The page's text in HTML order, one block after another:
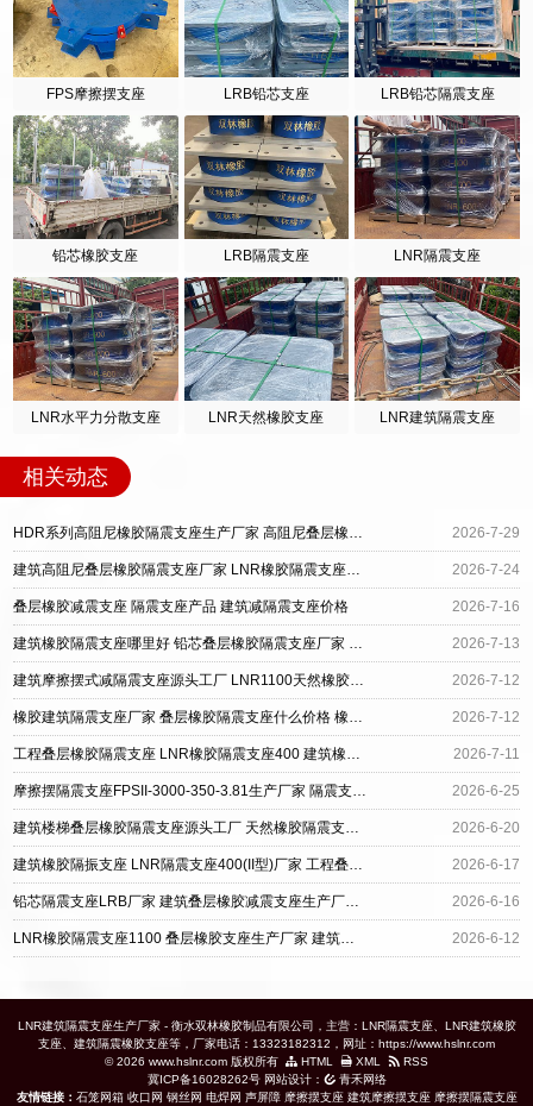
FPS摩擦摆支座 LRB铅芯支座 LRB铅芯隔震支座
铅芯橡胶支座 LRB隔震支座 LNR隔震支座
LNR水平力分散支座 LNR天然橡胶支座 LNR建筑隔震支座
相关动态
HDR系列高阻尼橡胶隔震支座生产厂家 高阻尼叠层橡胶隔震支座源头工厂 LRB1400橡胶隔震支座 2026-7-29
建筑高阻尼叠层橡胶隔震支座厂家 LNR橡胶隔震支座生产厂家 矩形隔震支座厂家 2026-7-24
叠层橡胶减震支座 隔震支座产品 建筑减隔震支座价格 2026-7-16
建筑橡胶隔震支座哪里好 铅芯叠层橡胶隔震支座厂家 建筑隔震支座生产厂家 2026-7-13
建筑摩擦摆式减隔震支座源头工厂 LNR1100天然橡胶支座生产厂家 建筑楼梯叠层橡胶隔震支座 2026-7-12
橡胶建筑隔震支座厂家 叠层橡胶隔震支座什么价格 橡胶建筑隔震支座厂家电话 2026-7-12
工程叠层橡胶隔震支座 LNR橡胶隔震支座400 建筑橡胶隔震支座LNR600 2026-7-11
摩擦摆隔震支座FPSII-3000-350-3.81生产厂家 隔震支座电话 叠层橡胶支座厂家 2026-6-25
建筑楼梯叠层橡胶隔震支座源头工厂 天然橡胶隔震支座 LNR900 HDR橡胶隔震支座什么价格 2026-6-20
建筑橡胶隔振支座 LNR隔震支座400(II型)厂家 工程叠层橡胶隔震支座生产厂家 2026-6-17
铅芯隔震支座LRB厂家 建筑叠层橡胶减震支座生产厂家 建筑高承载力耗能隔震支座生产厂家 2026-6-16
LNR橡胶隔震支座1100 叠层橡胶支座生产厂家 建筑天然橡胶隔震支座 2026-6-12
LNR建筑隔震支座生产厂家 - 衡水双林橡胶制品有限公司，主营：LNR隔震支座、LNR建筑橡胶
支座、建筑隔震橡胶支座等，厂家电话：13323182312，网址：https://www.hslnr.com
© 2026 www.hslnr.com 版权所有
HTML XML
RSS
冀ICP备16028262号网站设计：
青禾网络
友情链接： 石笼网箱 收口网 钢丝网 电焊网 声屏障 摩擦摆支座 建筑摩擦摆支座 摩擦摆隔震支座